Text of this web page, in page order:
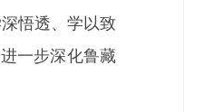
悟透、学以致
一步深化鲁藏